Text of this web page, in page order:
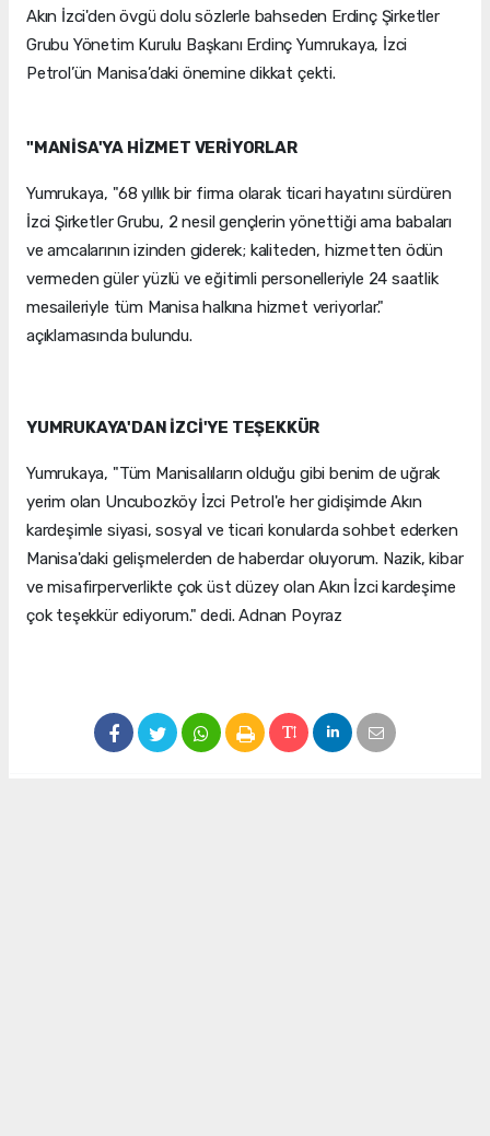
Akın İzci'den övgü dolu sözlerle bahseden Erdinç Şirketler
Grubu Yönetim Kurulu Başkanı Erdinç Yumrukaya, İzci
Petrol’ün Manisa’daki önemine dikkat çekti.
"MANİSA'YA HİZMET VERİYORLAR
Yumrukaya, "68 yıllık bir firma olarak ticari hayatını sürdüren
İzci Şirketler Grubu, 2 nesil gençlerin yönettiği ama babaları
ve amcalarının izinden giderek; kaliteden, hizmetten ödün
vermeden güler yüzlü ve eğitimli personelleriyle 24 saatlik
mesaileriyle tüm Manisa halkına hizmet veriyorlar."
açıklamasında bulundu.
YUMRUKAYA'DAN İZCİ'YE TEŞEKKÜR
Yumrukaya, "Tüm Manisalıların olduğu gibi benim de uğrak
yerim olan Uncubozköy İzci Petrol'e her gidişimde Akın
kardeşimle siyasi, sosyal ve ticari konularda sohbet ederken
Manisa'daki gelişmelerden de haberdar oluyorum. Nazik, kibar
ve misafirperverlikte çok üst düzey olan Akın İzci kardeşime
çok teşekkür ediyorum." dedi. Adnan Poyraz